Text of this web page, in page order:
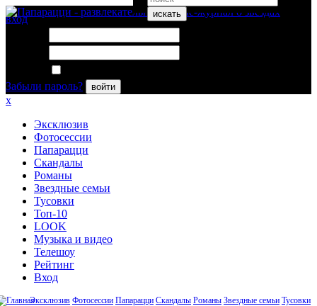
искать
вход
Забыли пароль?
войти
x
Эксклюзив
Фотосессии
Папарацци
Скандалы
Романы
Звездные семьи
Тусовки
Топ-10
LOOK
Музыка и видео
Телешоу
Рейтинг
Вход
Эксклюзив Фотосессии Папарацци Скандалы Романы Звездные семьи Тусовки